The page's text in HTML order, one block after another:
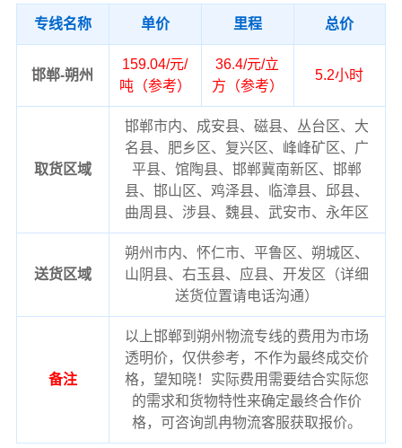
专线名称 单价 里程 总价
邯郸-朔州
159.04/元/
吨（参考）
36.4/元/立
方（参考）
5.2小时
取货区域
邯郸市内、成安县、磁县、丛台区、大
名县、肥乡区、复兴区、峰峰矿区、广
平县、馆陶县、邯郸冀南新区、邯郸
县、邯山区、鸡泽县、临漳县、邱县、
曲周县、涉县、魏县、武安市、永年区
送货区域
朔州市内、怀仁市、平鲁区、朔城区、
山阴县、右玉县、应县、开发区（详细
送货位置请电话沟通）
备注
以上邯郸到朔州物流专线的费用为市场
透明价，仅供参考，不作为最终成交价
格，望知晓！实际费用需要结合实际您
的需求和货物特性来确定最终合作价
格，可咨询凯冉物流客服获取报价。